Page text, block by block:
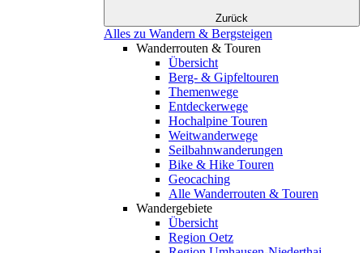
Zurück
Alles zu Wandern & Bergsteigen
Wanderrouten & Touren
Übersicht
Berg- & Gipfeltouren
Themenwege
Entdeckerwege
Hochalpine Touren
Weitwanderwege
Seilbahnwanderungen
Bike & Hike Touren
Geocaching
Alle Wanderrouten & Touren
Wandergebiete
Übersicht
Region Oetz